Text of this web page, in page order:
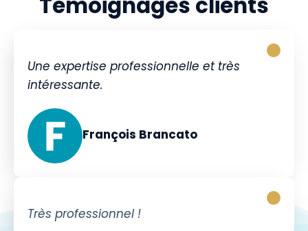
Une expertise professionnelle et très
intéressante.
François Brancato
Très professionnel !